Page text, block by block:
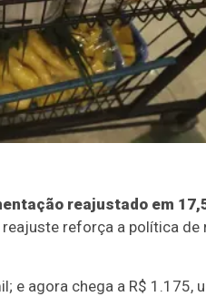
reajustado em
reforça a política
e agora chega a R$ 1.175,